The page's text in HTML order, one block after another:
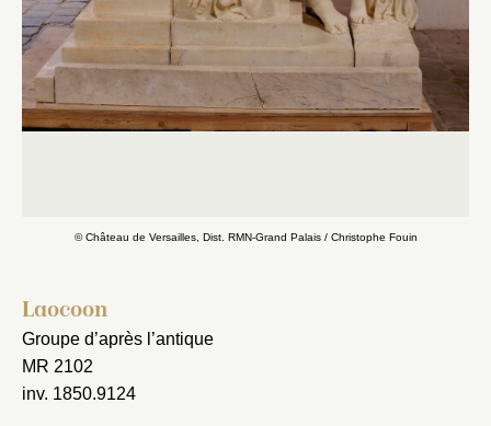
© Château de Versailles, Dist. RMN-Grand Palais / Christophe Fouin
Laocoon
Groupe d’après l’antique
MR 2102
inv. 1850.9124